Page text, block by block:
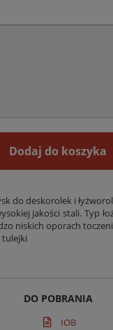
Dodaj do koszyka
do deskorolek i
jakości stali. Typ
niskich oporach
tulejki
DO POBRANIA
IOB